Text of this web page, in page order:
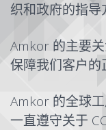
织和政府的指导
Amkor 的主要
保障我们客户的
Amkor 的全球
一直遵守关于